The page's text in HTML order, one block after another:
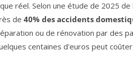
réel. Selon une étude de 2025 de
de 40% des accidents
ou de rénovation par des
centaines d'euros peut